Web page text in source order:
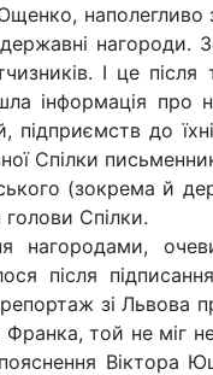
нагороди.
І це після
інформація про
підприємств до
Спілки
(зокрема й
Спілки.
нагородами,
після
зі Львова
Франка, той не міг
Віктора